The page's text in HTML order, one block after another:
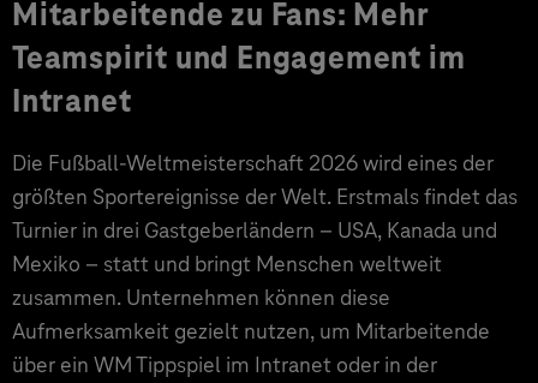
Mitarbeitende zu Fans: Mehr
Teamspirit und Engagement im
Intranet
Die Fußball-Weltmeisterschaft 2026 wird eines der
größten Sportereignisse der Welt. Erstmals findet das
Turnier in drei Gastgeberländern – USA, Kanada und
Mexiko – statt und bringt Menschen weltweit
zusammen. Unternehmen können diese
Aufmerksamkeit gezielt nutzen, um Mitarbeitende
über ein WM Tippspiel im Intranet oder in der